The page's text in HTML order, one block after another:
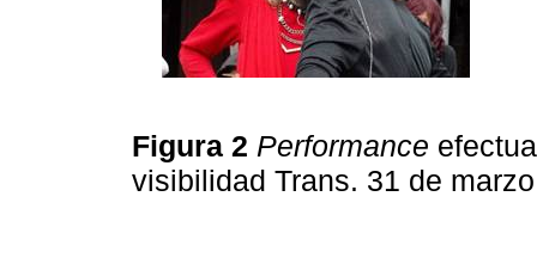
Figura 2 Performance
visibilidad Trans. 31 de